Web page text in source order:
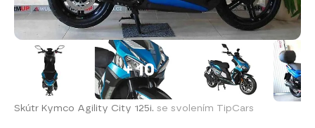
+ 10
Skútr Kymco Agility City 125i. se svolením TipCars